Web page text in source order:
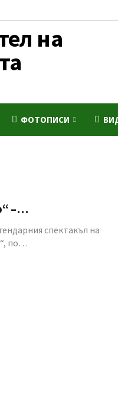
ФОТОПИСИ
–…
спектакъл на
по…